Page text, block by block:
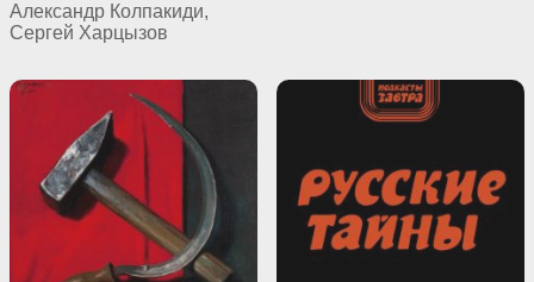
Александр Колпакиди,
Сергей Харцызов